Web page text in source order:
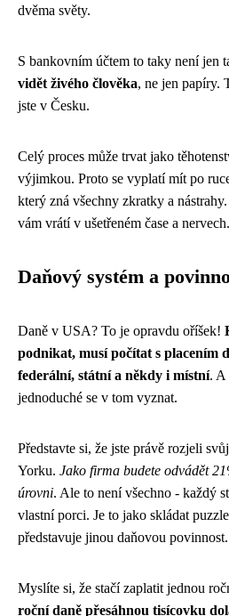
dvěma světy.
S bankovním účtem to taky není jen
vidět živého člověka, ne jen papíry.
jste v Česku.
Celý proces může trvat jako
výjimkou. Proto se vyplatí mít po
který zná všechny zkratky a
vám vrátí v ušetřeném čase a nervech.
Daňový systém a
Daně v USA? To je opravdu oříšek!
podnikat, musí počítat s placením
federální, státní a někdy i místní. A
jednoduché se v tom vyznat.
Představte si, že jste právě rozjeli
Yorku. Jako firma budete odvádět
úrovni. Ale to není všechno - každý
vlastní porci. Je to jako skládat
představuje jinou daňovou povinnost.
Myslíte si, že stačí zaplatit jednou
roční daně přesáhnou tisícovku